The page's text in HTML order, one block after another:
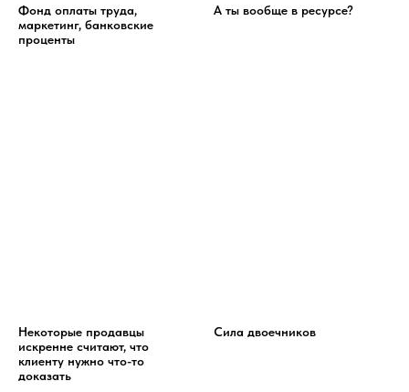
Фонд оплаты труда,
маркетинг, банковские
проценты
А ты вообще в ресурсе?
Некоторые продавцы
искренне считают, что
клиенту нужно что-то
доказать
Сила двоечников